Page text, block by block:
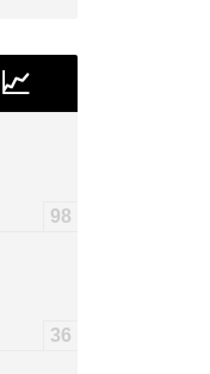
98
36